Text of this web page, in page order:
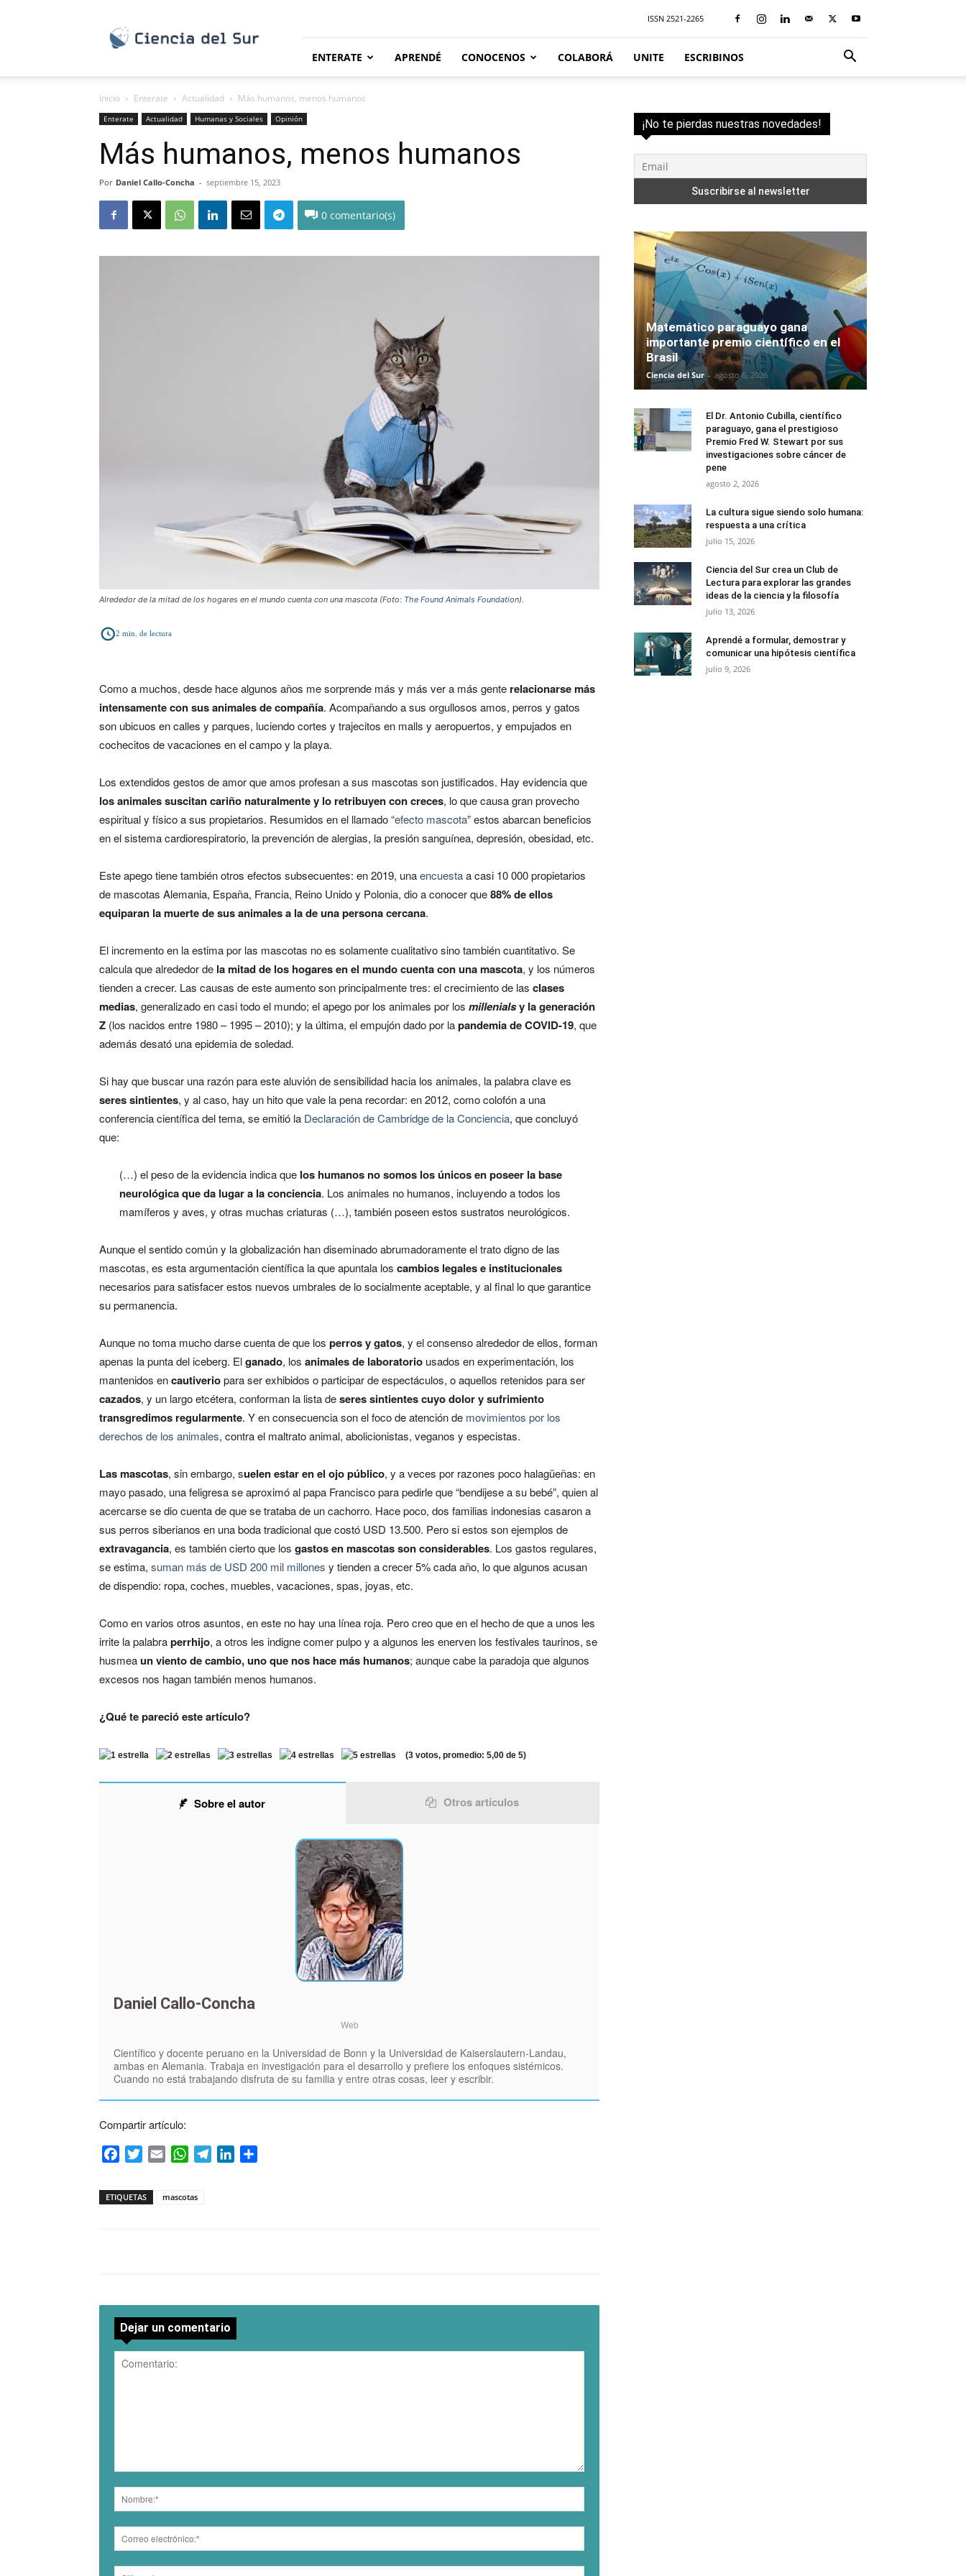
Sur
ISSN 2521-2265
ENTERATE APRENDÉ CONOCENOS COLABORÁ UNITE ESCRIBINOS
Inicio Enterate Actualidad Más humanos, menos humanos
Enterate Actualidad Humanas y Sociales Opinión
Más humanos, menos humanos
Por Daniel Callo-Concha - septiembre 15, 2023
0
Alrededor de la mitad de los hogares en el mundo cuenta con una mascota (Foto: The Found Animals Foundation).
2 min. de lectura
Como a muchos, desde hace algunos años me sorprende más y más ver a más gente relacionarse más
intensamente con sus animales de compañía. Acompañando a sus orgullosos amos, perros y gatos
son ubicuos en calles y parques, luciendo cortes y trajecitos en malls y aeropuertos, y empujados en
cochecitos de vacaciones en el campo y la playa.
Los extendidos gestos de amor que amos profesan a sus mascotas son justificados. Hay evidencia que
los animales suscitan cariño naturalmente y lo retribuyen con creces, lo que causa gran provecho
espiritual y físico a sus propietarios. Resumidos en el llamado “efecto mascota” estos abarcan beneficios
en el sistema cardiorespiratorio, la prevención de alergias, la presión sanguínea, depresión, obesidad, etc.
Este apego tiene también otros efectos subsecuentes: en 2019, unaencuestaa casi 10 000 propietarios
de mascotas Alemania, España, Francia, Reino Unido y Polonia, dio a conocer que88% de ellos
equiparan la muerte de sus animales a la de una persona cercana.
El incremento en la estima por las mascotas no es solamente cualitativo sino también cuantitativo. Se
calcula que alrededor de la mitad de los hogares en el mundo cuenta con una mascota, y los números
tienden a crecer. Las causas de este aumento son principalmente tres: el crecimiento de las clases
medias, generalizado en casi todo el mundo; el apego por los animales por los millenialsy la generación
Z (los nacidos entre 1980 – 1995 – 2010); y la última, el empujón dado por lapandemia de COVID-19, que
además desató una epidemia de soledad.
Si hay que buscar una razón para este aluvión de sensibilidad hacia los animales, la palabra clave es
seres sintientes, y al caso, hay un hito que vale la pena recordar: en 2012, como colofón a una
conferencia científica del tema, se emitió la Declaración de Cambridge de la Conciencia, que concluyó
que:
(…) el peso de la evidencia indica que los humanos no somos los únicos en poseer la base
neurológica que da lugar a la conciencia. Los animales no humanos, incluyendo a todos los
mamíferos y aves, y otras muchas criaturas (…), también poseen estos sustratos neurológicos.
Aunque el sentido común y la globalización han diseminado abrumadoramente el trato digno de las
mascotas, es esta argumentación científica la que apuntala los cambios legales e institucionales
necesarios para satisfacer estos nuevos umbrales de lo socialmente aceptable, y al final lo que garantice
su permanencia.
Aunque no toma mucho darse cuenta de que los perros y gatos, y el consenso alrededor de ellos, forman
apenas la punta del iceberg. Elganado, los animales de laboratorio usados en experimentación, los
mantenidos encautiveriopara ser exhibidos o participar de espectáculos, o aquellos retenidos para ser
cazados, y un largo etcétera, conforman la lista deseres sintientes cuyo dolor y sufrimiento
transgredimos regularmente. Y en consecuencia son el foco de atención de movimientos por los
derechos de los animales, contra el maltrato animal, abolicionistas, veganos y especistas.
Las mascotas, sin embargo, suelen estar en el ojo público, y a veces por razones poco halagüeñas: en
mayo pasado, una feligresa se aproximó al papa Francisco para pedirle que “bendijese a su bebé”, quien al
acercarse se dio cuenta de que se trataba de un cachorro. Hace poco, dos familias indonesias casaron a
sus perros siberianos en una boda tradicional que costó USD 13.500. Pero si estos son ejemplos de
extravagancia, es también cierto que los gastos en mascotas son considerables. Los gastos regulares,
se estima, suman más de USD 200 mil millones y tienden a crecer 5% cada año, lo que algunos acusan
de dispendio: ropa, coches, muebles, vacaciones, spas, joyas, etc.
Como en varios otros asuntos, en este no hay una línea roja. Pero creo que en el hecho de que a unos les
irrite la palabraperrhijo, a otros les indigne comer pulpo y a algunos les enerven los festivales taurinos, se
husmeaun viento de cambio, uno que nos hace más humanos; aunque cabe la paradoja que algunos
excesos nos hagan también menos humanos.
¿Qué te pareció este artículo?
(3 votos, promedio: 5,00 de 5)
Sobre el autor Otros artículos
Daniel Callo-Concha
Web
Científico y docente peruano en la Universidad de Bonn y la Universidad de Kaiserslautern-Landau,
ambas en Alemania. Trabaja en investigación para el desarrollo y prefiere los enfoques sistémicos.
Cuando no está trabajando disfruta de su familia y entre otras cosas, leer y escribir.
Compartir artículo:
FacebookTwitterEmail WhatsAppTelegramLinkedIn
ETIQUETAS mascotas
Dejar un comentario
¡No te pierdas nuestras novedades!
Matemático paraguayo gana
importante premio científico en el
Brasil
Ciencia del Sur - agosto 6, 2026
El Dr. Antonio Cubilla, científico
paraguayo, gana el prestigioso
Premio Fred W. Stewart por sus
investigaciones sobre cáncer de
pene
agosto 2, 2026
La cultura sigue siendo solo humana:
respuesta a una crítica
julio 15, 2026
Ciencia del Sur crea un Club de
Lectura para explorar las grandes
ideas de la ciencia y la filosofía
julio 13, 2026
Aprendé a formular, demostrar y
comunicar una hipótesis científica
julio 9, 2026